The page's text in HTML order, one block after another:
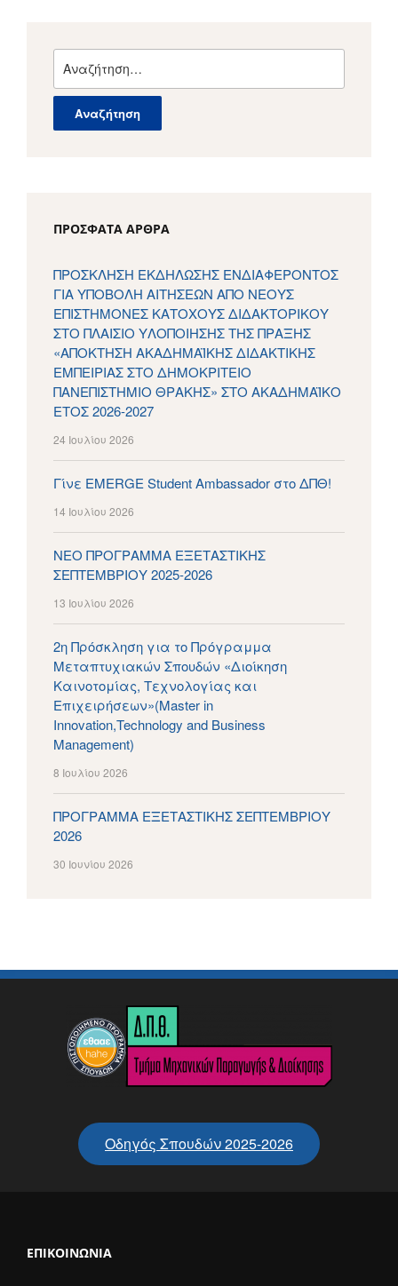
για:
ΠΡΌΣΦΑΤΑ ΆΡΘΡΑ
ΠΡΟΣΚΛΗΣΗ ΕΚΔΗΛΩΣΗΣ ΕΝΔΙΑΦΕΡΟΝΤΟΣ
ΓΙΑ ΥΠΟΒΟΛΗ ΑΙΤΗΣΕΩΝ ΑΠΟ ΝΕΟΥΣ
ΕΠΙΣΤΗΜΟΝΕΣ ΚΑΤΟΧΟΥΣ ΔΙΔΑΚΤΟΡΙΚΟΥ
ΣΤΟ ΠΛΑΙΣΙΟ ΥΛΟΠΟΙΗΣΗΣ ΤΗΣ ΠΡΑΞΗΣ
«ΑΠΟΚΤΗΣΗ ΑΚΑΔΗΜΑΪΚΗΣ ΔΙΔΑΚΤΙΚΗΣ
ΕΜΠΕΙΡΙΑΣ ΣΤΟ ΔΗΜΟΚΡΙΤΕΙΟ
ΠΑΝΕΠΙΣΤΗΜΙΟ ΘΡΑΚΗΣ» ΣΤΟ ΑΚΑΔΗΜΑΪΚΟ
ΕΤΟΣ 2026-2027
24 Ιουλίου 2026
Γίνε EMERGE Student Ambassador στο ΔΠΘ!
14 Ιουλίου 2026
ΝΕΟ ΠΡΟΓΡΑΜΜΑ ΕΞΕΤΑΣΤΙΚΗΣ
ΣΕΠΤΕΜΒΡΙΟΥ 2025-2026
13 Ιουλίου 2026
2η Πρόσκληση για το Πρόγραμμα
Μεταπτυχιακών Σπουδών «Διοίκηση
Καινοτομίας, Τεχνολογίας και
Επιχειρήσεων»(Master in
Innovation,Technology and Business
Management)
8 Ιουλίου 2026
ΠΡΟΓΡΑΜΜΑ ΕΞΕΤΑΣΤΙΚΗΣ ΣΕΠΤΕΜΒΡΙΟΥ
2026
30 Ιουνίου 2026
Οδηγός Σπουδών 2025-2026
ΕΠΙΚΟΙΝΩΝΊΑ